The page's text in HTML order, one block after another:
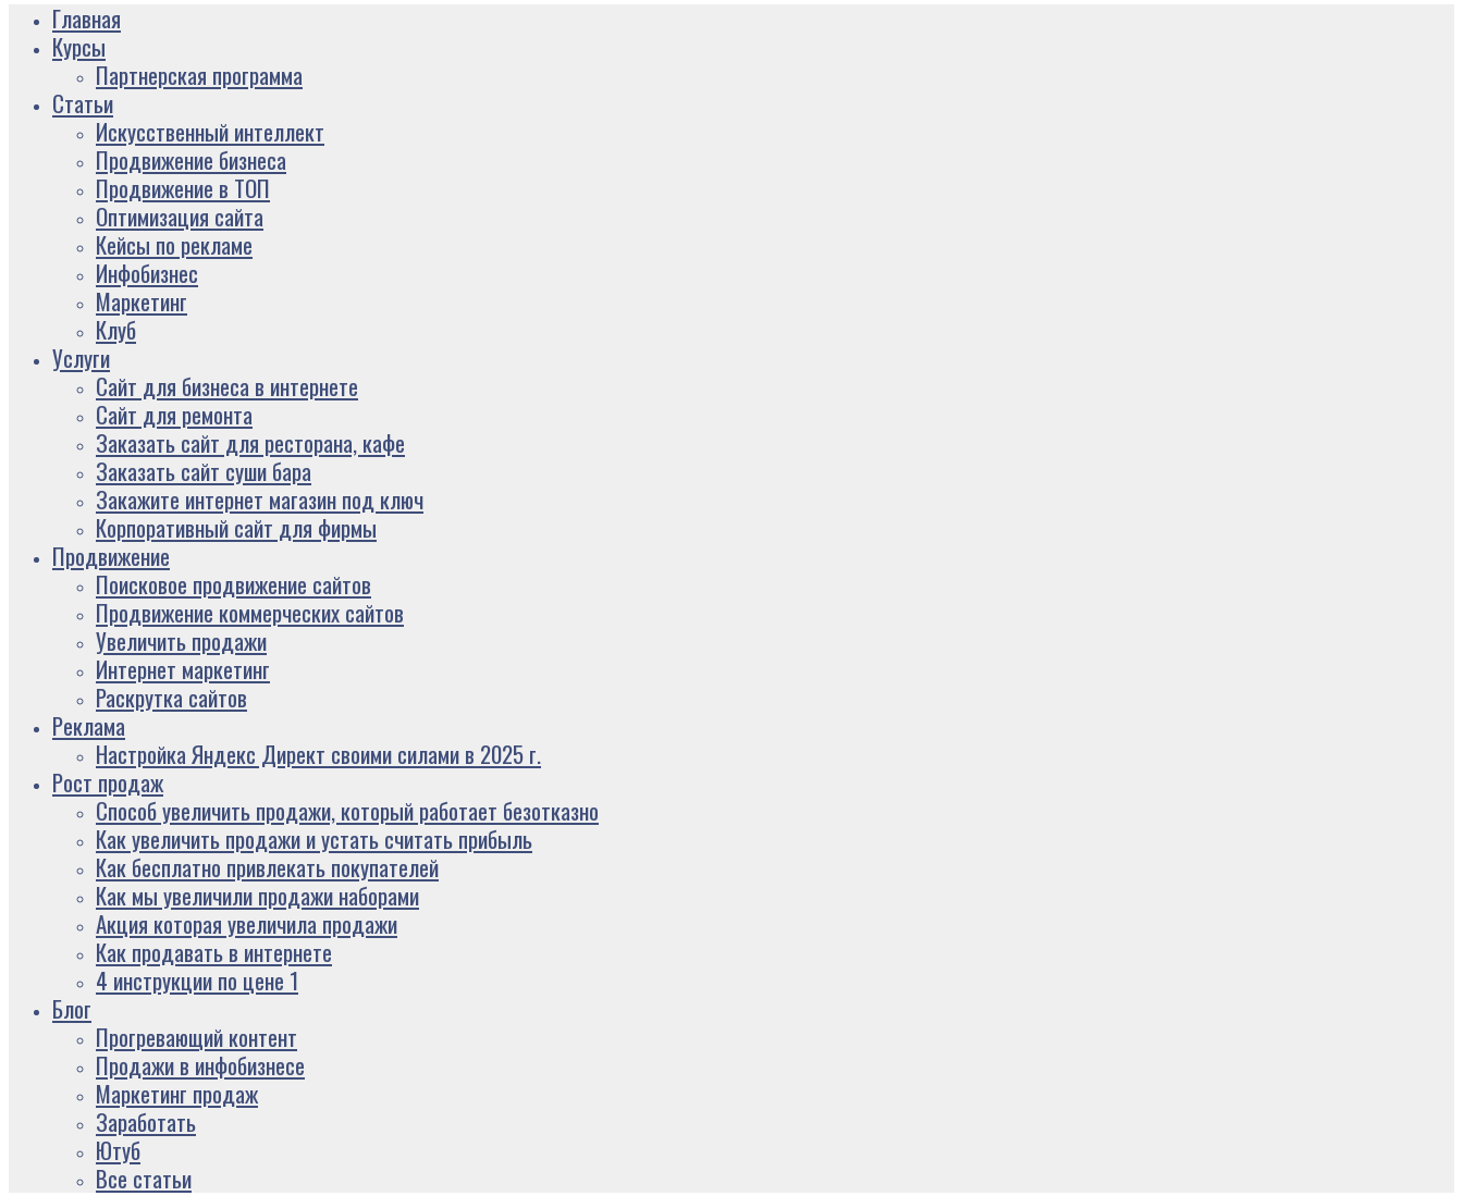
Главная
Курсы
Партнерская программа
Статьи
Искусственный интеллект
Продвижение бизнеса
Продвижение в ТОП
Оптимизация сайта
Кейсы по рекламе
Инфобизнес
Маркетинг
Клуб
Услуги
Сайт для бизнеса в интернете
Сайт для ремонта
Заказать сайт для ресторана, кафе
Заказать сайт суши бара
Закажите интернет магазин под ключ
Корпоративный сайт для фирмы
Продвижение
Поисковое продвижение сайтов
Продвижение коммерческих сайтов
Увеличить продажи
Интернет маркетинг
Раскрутка сайтов
Реклама
Настройка Яндекс Директ своими силами в 2025 г.
Рост продаж
Способ увеличить продажи, который работает безотказно
Как увеличить продажи и устать считать прибыль
Как бесплатно привлекать покупателей
Как мы увеличили продажи наборами
Акция которая увеличила продажи
Как продавать в интернете
4 инструкции по цене 1
Блог
Прогревающий контент
Продажи в инфобизнесе
Маркетинг продаж
Заработать
Ютуб
Все статьи